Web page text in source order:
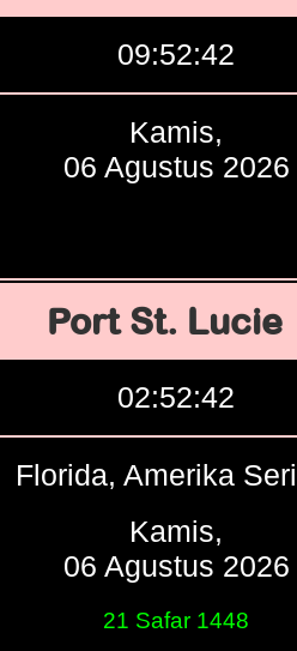
09:52:43
Kamis,
06 Agustus 2026
Port St. Lucie
02:52:43
Florida, Amerika
Kamis,
06 Agustus 2026
21 Safar 1448